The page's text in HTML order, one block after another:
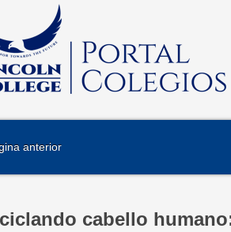
anterior
cabello